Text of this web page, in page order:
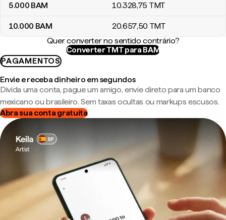
5.000 BAM 10.328,75 TMT
10.000 BAM 20.657,50 TMT
Quer converter no sentido contrário?
Converter TMT para BAM
PAGAMENTOS
Envie e receba dinheiro em segundos
Divida uma conta, pague um amigo, envie direto para um banco
mexicano ou brasileiro. Sem taxas ocultas ou markups escusos.
Abra sua conta gratuita